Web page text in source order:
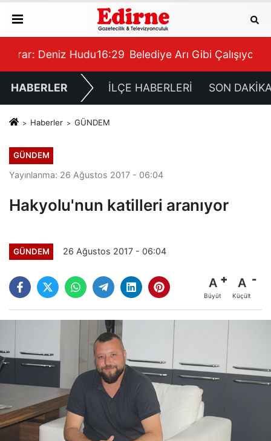
Kapısı Oluyor
16:29 Belediye Arı Gibi Çalışıyor
HABERLER İLÇE HABERLERİ SON
Haberler GÜNDEM
GÜNDEM
Yayınlanma: 26 Ağustos 2017 - 06:04
Hakyolu'nun katilleri aranıyor
GÜNDEM 26 Ağustos 2017 - 06:04
A
Büyüt
A
Küçült